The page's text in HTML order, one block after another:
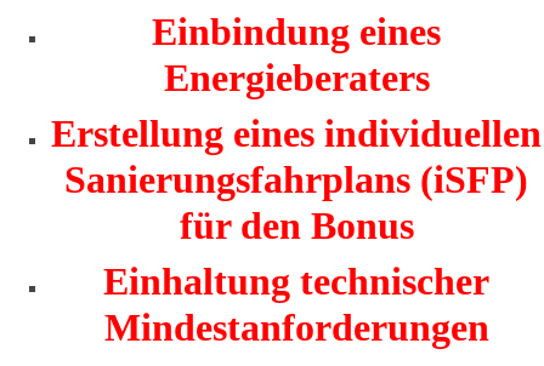
Einbindung eines
Energieberaters
Erstellung eines individuellen
Sanierungsfahrplans (iSFP)
für den Bonus
Einhaltung technischer
Mindestanforderungen